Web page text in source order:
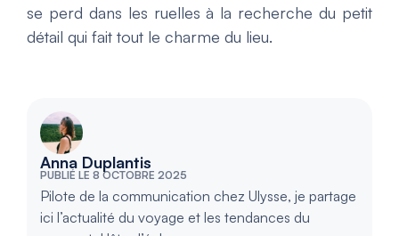
se perd dans les ruelles à la recherche du petit
détail qui fait tout le charme du lieu.
Anna Duplantis
PUBLIÉ LE 8 OCTOBRE 2025
Pilote de la communication chez Ulysse, je partage
ici l’actualité du voyage et les tendances du